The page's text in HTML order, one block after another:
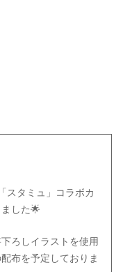
スタミュ」コラボカ
した🌟
ろしイラストを使用
布を予定しておりま